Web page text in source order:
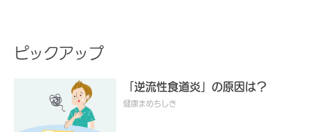
ピックアップ
「逆流性食道炎」の原因は？
健康まめちしき